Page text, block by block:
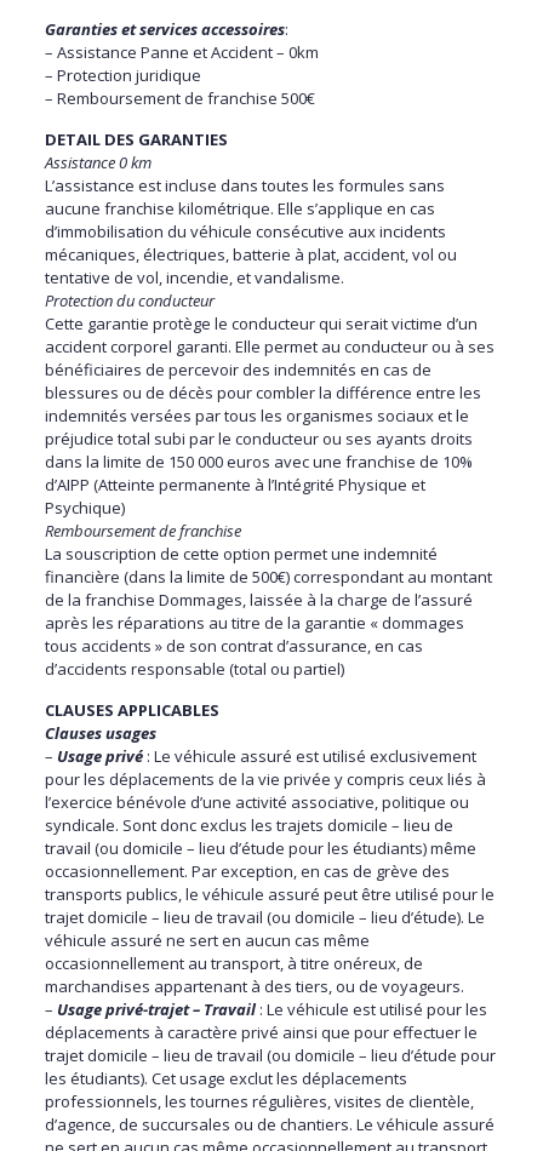
Garanties et services accessoires:
– Assistance Panne et Accident – 0km
– Protection juridique
– Remboursement de franchise 500€
DETAIL DES GARANTIES
Assistance 0 km
L’assistance est incluse dans toutes les formules sans
aucune franchise kilométrique. Elle s’applique en cas
d’immobilisation du véhicule consécutive aux incidents
mécaniques, électriques, batterie à plat, accident, vol ou
tentative de vol, incendie, et vandalisme.
Protection du conducteur
Cette garantie protège le conducteur qui serait victime d’un
accident corporel garanti. Elle permet au conducteur ou à ses
bénéficiaires de percevoir des indemnités en cas de
blessures ou de décès pour combler la différence entre les
indemnités versées par tous les organismes sociaux et le
préjudice total subi par le conducteur ou ses ayants droits
dans la limite de 150 000 euros avec une franchise de 10%
d’AIPP (Atteinte permanente à l’Intégrité Physique et
Psychique)
Remboursement de franchise
La souscription de cette option permet une indemnité
financière (dans la limite de 500€) correspondant au montant
de la franchise Dommages, laissée à la charge de l’assuré
après les réparations au titre de la garantie « dommages
tous accidents » de son contrat d’assurance, en cas
d’accidents responsable (total ou partiel)
CLAUSES APPLICABLES
Clauses usages
– Usage privé : Le véhicule assuré est utilisé exclusivement
pour les déplacements de la vie privée y compris ceux liés à
l’exercice bénévole d’une activité associative, politique ou
syndicale. Sont donc exclus les trajets domicile – lieu de
travail (ou domicile – lieu d’étude pour les étudiants) même
occasionnellement. Par exception, en cas de grève des
transports publics, le véhicule assuré peut être utilisé pour le
trajet domicile – lieu de travail (ou domicile – lieu d’étude). Le
véhicule assuré ne sert en aucun cas même
occasionnellement au transport, à titre onéreux, de
marchandises appartenant à des tiers, ou de voyageurs.
– Usage privé-trajet – Travail : Le véhicule est utilisé pour les
déplacements à caractère privé ainsi que pour effectuer le
trajet domicile – lieu de travail (ou domicile – lieu d’étude pour
les étudiants). Cet usage exclut les déplacements
professionnels, les tournes régulières, visites de clientèle,
d’agence, de succursales ou de chantiers. Le véhicule assuré